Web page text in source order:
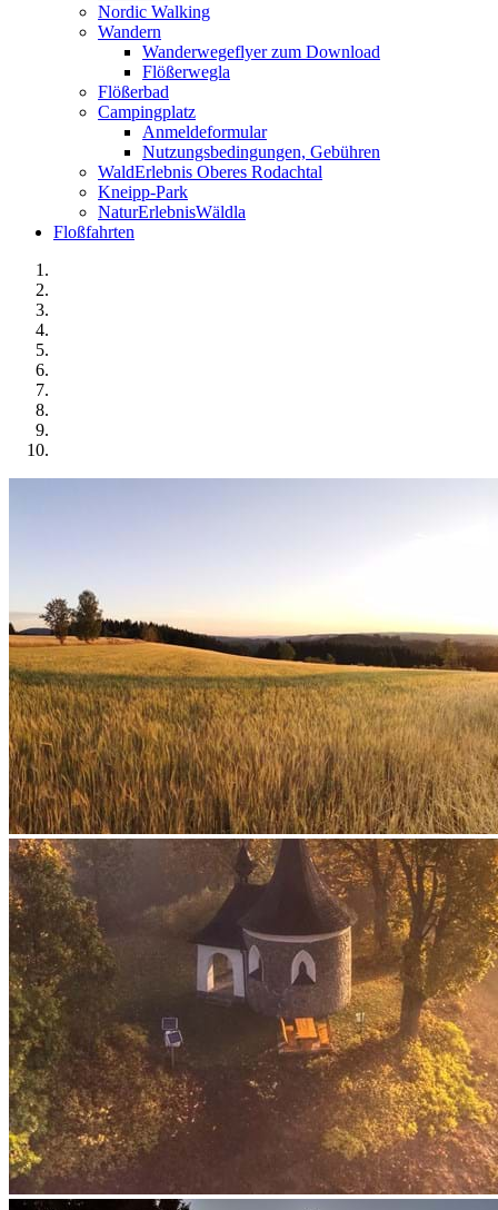
Nordic Walking
Wandern
Wanderwegeflyer zum Download
Flößerwegla
Flößerbad
Campingplatz
Anmeldeformular
Nutzungsbedingungen, Gebühren
WaldErlebnis Oberes Rodachtal
Kneipp-Park
NaturErlebnisWäldla
Floßfahrten